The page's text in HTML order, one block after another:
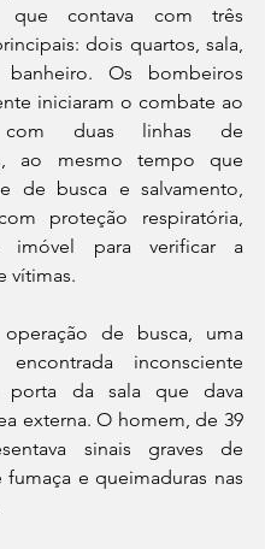
que contava com três
dois quartos, sala,
Os bombeiros
iniciaram o combate ao
com duas linhas de
ao mesmo tempo que
de busca e salvamento,
proteção respiratória,
imóvel para verificar a
vítimas.
de busca, uma
inconsciente
porta da sala que dava
externa. O homem, de 39
sinais graves de
fumaça e queimaduras nas